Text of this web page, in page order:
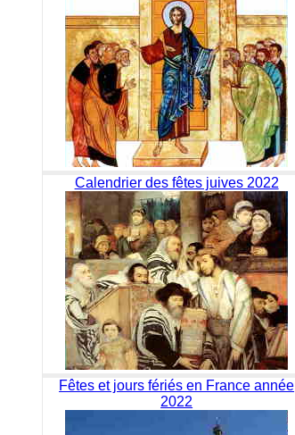
Calendrier des fêtes juives 2022
Fêtes et jours fériés en France année
2022